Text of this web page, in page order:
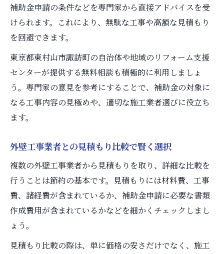
補助金申請の条件などを専門家から直接アドバイスを受
けられます。これにより、無駄な工事や高額な見積もり
を回避できます。
東京都東村山市諏訪町の自治体や地域のリフォーム支援
センターが提供する無料相談も積極的に利用しましょ
う。専門家の意見を参考にすることで、補助金の対象に
なる工事内容の見極めや、適切な施工業者選びに役立ち
ます。
外壁工事業者との見積もり比較で賢く選択
複数の外壁工事業者から見積もりを取り、詳細な比較を
行うことは節約の基本です。見積もりには材料費、工事
費、諸経費が含まれているか、補助金申請に必要な書類
作成費用が含まれているかなどを細かくチェックしまし
ょう。
見積もり比較の際は、単に価格の安さだけでなく、施工